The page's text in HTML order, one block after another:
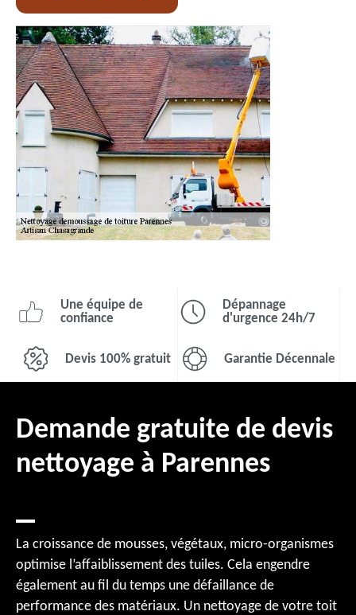
Une équipe de
confiance
Dépannage
d'urgence 24h/7
Devis 100% gratuit Garantie Décennale
Demande gratuite de devis
nettoyage à Parennes
La croissance de mousses, végétaux, micro-organismes
optimise l’affaiblissement des tuiles. Cela engendre
également au fil du temps une défaillance de
performance des matériaux. Un nettoyage de votre toit